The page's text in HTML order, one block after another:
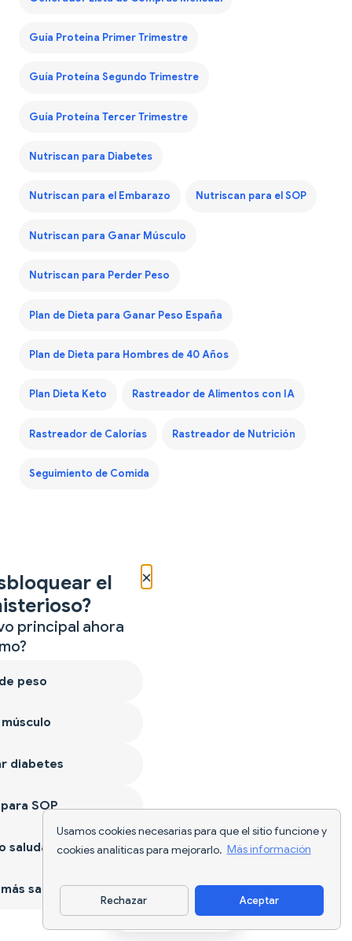
Usamos cookies necesarias para que el sitio funcione y
cookies analíticas para mejorarlo. Más información
Rechazar Aceptar
Guía Proteína Primer Trimestre
Guía Proteína Segundo Trimestre
Guía Proteína Tercer Trimestre
Nutriscan para Diabetes
Nutriscan para el Embarazo Nutriscan para el SOP
Nutriscan para Ganar Músculo
Nutriscan para Perder Peso
Plan de Dieta para Ganar Peso España
Plan de Dieta para Hombres de 40 Años
Plan Dieta Keto Rastreador de Alimentos con IA
Rastreador de Calorías Rastreador de Nutrición
Seguimiento de Comida
Descargar app
×
el
principal ahora
peso
diabetes
SOP
saludable
sano